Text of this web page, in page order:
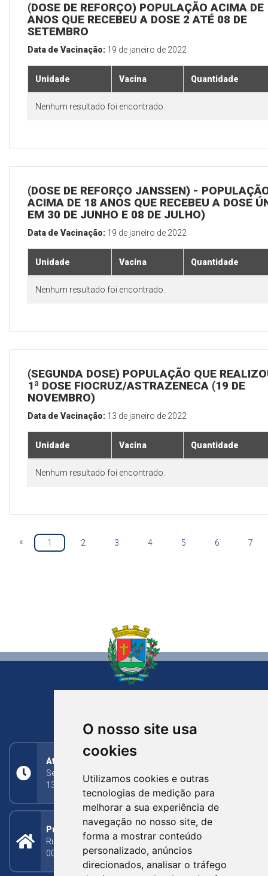
O nosso site usa
cookies
Utilizamos cookies e outras
tecnologias de medição para
melhorar a sua experiência de
navegação no nosso site, de
forma a mostrar conteúdo
personalizado, anúncios
direcionados, analisar o tráfego
(DOSE DE REFORÇO) POPULAÇÃO ACIMA DE
ANOS QUE RECEBEU A DOSE 2 ATÉ 08 DE
SETEMBRO
Data de Vacinação: 19 de janeiro de 2022
Unidade Vacina Quantidade
Nenhum resultado foi encontrado.
(DOSE DE REFORÇO JANSSEN) -
ACIMA DE 18 ANOS QUE RECEBEU A DOSE
EM 30 DE JUNHO E 08 DE JULHO)
Data de Vacinação: 19 de janeiro de 2022
Unidade Vacina Quantidade
Nenhum resultado foi encontrado.
(SEGUNDA DOSE) POPULAÇÃO QUE
1ª DOSE FIOCRUZ/ASTRAZENECA (19 DE
NOVEMBRO)
Data de Vacinação: 13 de janeiro de 2022
Unidade Vacina Quantidade
Nenhum resultado foi encontrado.
« 1 2 3 4 5 6 7
Atendimento
Segunda a Sexta: 8h às 11h30min (manhã);
13h30min às 17h (tarde)
Prefeitura Municipal
Rua Silva Jardim, 505 - Bairro Centro - CEP: 95340-
000